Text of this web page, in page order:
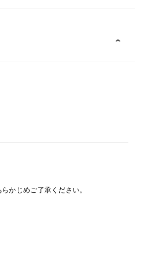
かじめご了承ください。